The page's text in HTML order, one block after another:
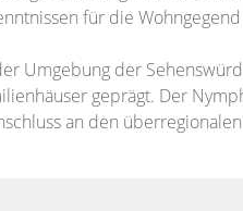
für die
Umgebung der
geprägt. Der
an den